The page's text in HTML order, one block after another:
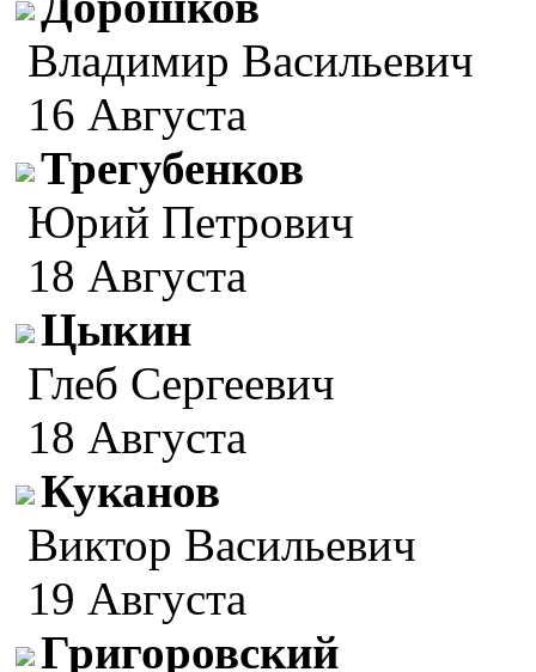
Владимир Васильевич
16 Августа
Трегубенков
Юрий Петрович
18 Августа
Цыкин
Глеб Сергеевич
18 Августа
Куканов
Виктор Васильевич
19 Августа
Григоровский